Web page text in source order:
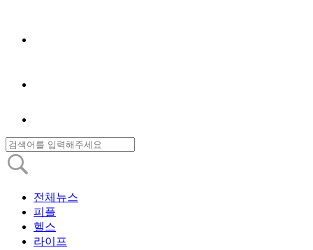
전체뉴스
피플
헬스
라이프